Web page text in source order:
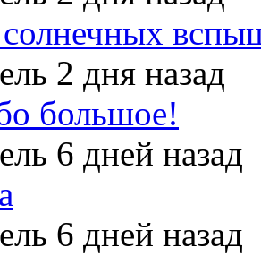
2 дня назад
большое!
6 дней назад
6 дней назад